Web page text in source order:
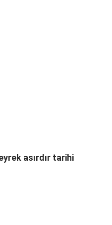
asırdır tarihi